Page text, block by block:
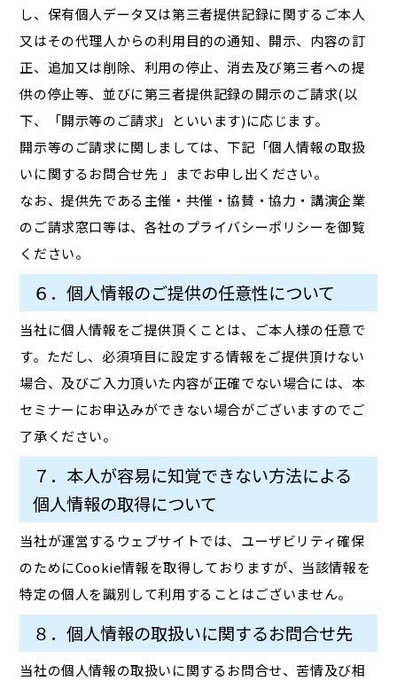
し、保有個人データ又は第三者提供記録に関するご本人
又はその代理人からの利用目的の通知、開示、内容の訂
正、追加又は削除、利用の停止、消去及び第三者への提
供の停止等、並びに第三者提供記録の開示のご請求(以
下、「開示等のご請求」といいます)に応じます。
開示等のご請求に関しましては、下記「個人情報の取扱
いに関するお問合せ先 」までお申し出ください。
なお、提供先である主催・共催・協賛・協力・講演企業
のご請求窓口等は、各社のプライバシーポリシーを御覧
ください。
６．個人情報のご提供の任意性について
当社に個人情報をご提供頂くことは、ご本人様の任意で
す。ただし、必須項目に設定する情報をご提供頂けない
場合、及びご入力頂いた内容が正確でない場合には、本
セミナーにお申込みができない場合がございますのでご
了承ください。
７．本人が容易に知覚できない方法による
個人情報の取得について
当社が運営するウェブサイトでは、ユーザビリティ確保
のためにCookie情報を取得しておりますが、当該情報を
特定の個人を識別して利用することはございません。
８．個人情報の取扱いに関するお問合せ先
当社の個人情報の取扱いに関するお問合せ、苦情及び相